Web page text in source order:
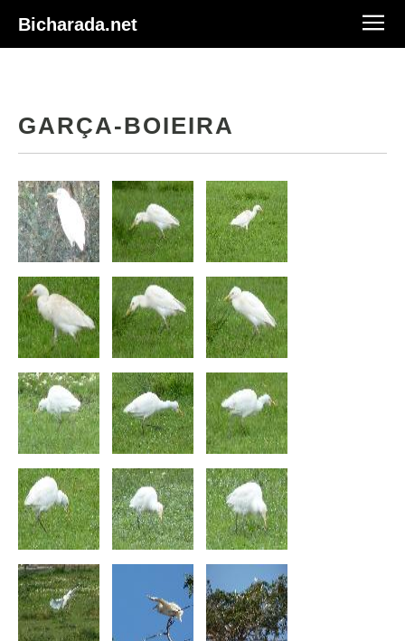
Bicharada.net
GARÇA-BOIEIRA